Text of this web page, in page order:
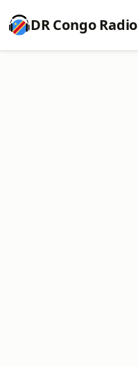
DR Congo Radio